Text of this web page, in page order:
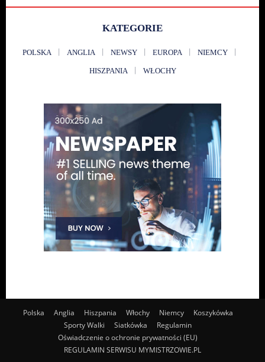
KATEGORIE
POLSKA ANGLIA NEWSY EUROPA NIEMCY
HISZPANIA WŁOCHY
Polska Anglia Hiszpania Włochy Niemcy
Koszykówka
Sporty Walki
Siatkówka
Regulamin
Oświadczenie o ochronie prywatności (EU)
REGULAMIN SERWISU MYMISTRZOWIE.PL